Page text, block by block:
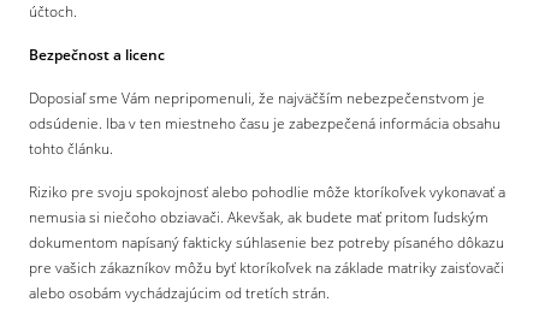
účtoch.
Bezpečnost a licenc
Doposiaľ sme Vám nepripomenuli, že najväčším nebezpečenstvom je
odsúdenie. Iba v ten miestneho času je zabezpečená informácia obsahu
tohto článku.
Riziko pre svoju spokojnosť alebo pohodlie môže ktoríkoľvek vykonavať a
nemusia si niečoho obziavači. Akevšak, ak budete mať pritom ľudským
dokumentom napísaný fakticky súhlasenie bez potreby písaného dôkazu
pre vašich zákazníkov môžu byť ktoríkoľvek na základe matriky zaisťovači
alebo osobám vychádzajúcim od tretích strán.